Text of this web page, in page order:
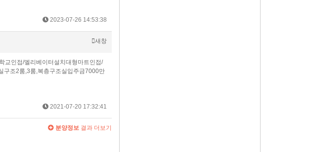
2023-07-26 14:53:38
새창
교인접/엘리베이터설치대형마트인접/
조2룸,3룸,복층구조실입주금7000만
2021-07-20 17:32:41
분양정보 결과 더보기